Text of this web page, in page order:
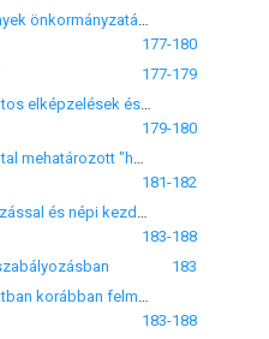
177-180
177-179
179-180
181-182
183-188
183
183-188